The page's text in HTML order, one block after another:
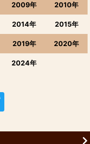
2009年 2010年
2014年 2015年
2019年 2020年
2024年